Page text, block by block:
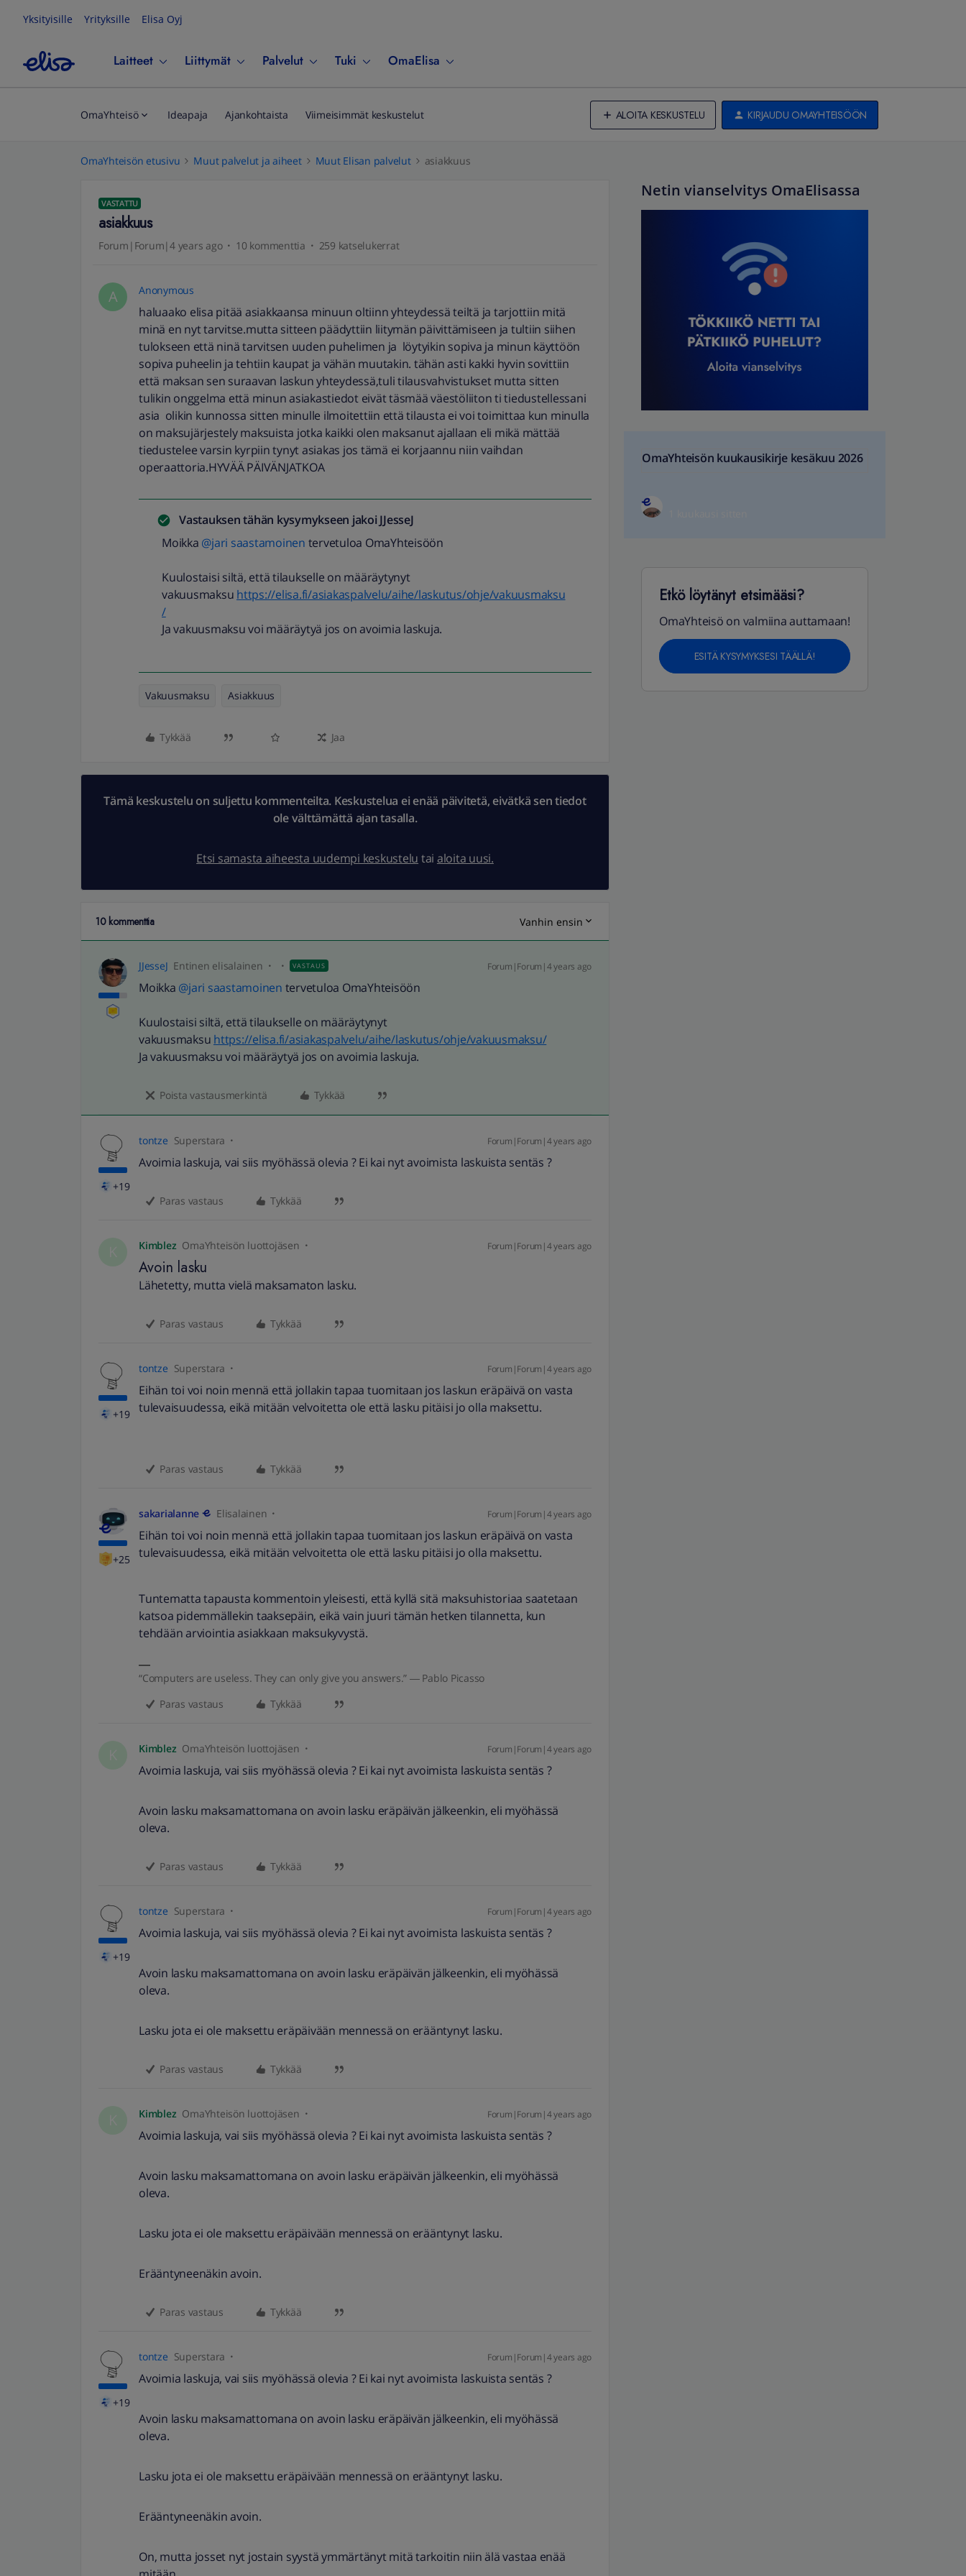
Yksityisille Yrityksille Elisa Oyj
Laitteet Liittymät Palvelut Tuki OmaElisa
OmaYhteisö Ideapaja Ajankohtaista Viimeisimmät keskustelut ALOITA KESKUSTELU KIRJAUDU OMAYHTEISÖÖN
OmaYhteisön etusivu Muut palvelut ja aiheet Muut Elisan palvelut asiakkuus
VASTATTU
asiakkuus
Forum|Forum|4 years ago 10 kommenttia 259 katselukerrat
A Anonymous
haluaako elisa pitää asiakkaansa minuun oltiinn yhteydessä teiltä ja tarjottiin mitä
minä en nyt tarvitse.mutta sitteen päädyttiin liitymän päivittämiseen ja tultiin siihen
tulokseen että ninä tarvitsen uuden puhelimen ja löytyikin sopiva ja minun käyttöön
sopiva puheelin ja tehtiin kaupat ja vähän muutakin. tähän asti kakki hyvin sovittiin
että maksan sen suraavan laskun yhteydessä,tuli tilausvahvistukset mutta sitten
tulikin onggelma että minun asiakastiedot eivät täsmää väestöliiton ti tiedustellessani
asia olikin kunnossa sitten minulle ilmoitettiin että tilausta ei voi toimittaa kun minulla
on maksujärjestely maksuista jotka kaikki olen maksanut ajallaan eli mikä mättää
tiedustelee varsin kyrpiin tynyt asiakas jos tämä ei korjaannu niin vaihdan
operaattoria.HYVÄÄ PÄIVÄNJATKOA
Vastauksen tähän kysymykseen jakoi JJesseJ
Moikka @jari saastamoinen tervetuloa OmaYhteisöön
Kuulostaisi siltä, että tilaukselle on määräytynyt
vakuusmaksu https://elisa.fi/asiakaspalvelu/aihe/laskutus/ohje/vakuusmaksu
/
Ja vakuusmaksu voi määräytyä jos on avoimia laskuja.
Vakuusmaksu Asiakkuus
Tykkää Jaa
Tämä keskustelu on suljettu kommenteilta. Keskustelua ei enää päivitetä, eivätkä sen tiedot
ole välttämättä ajan tasalla.
Etsi samasta aiheesta uudempi keskustelu tai aloita uusi.
10 kommenttia Vanhin ensin
JJesseJ Entinen elisalainen VASTAUS Forum|Forum|4 years ago
Moikka @jari saastamoinen tervetuloa OmaYhteisöön
Kuulostaisi siltä, että tilaukselle on määräytynyt
vakuusmaksu https://elisa.fi/asiakaspalvelu/aihe/laskutus/ohje/vakuusmaksu/
Ja vakuusmaksu voi määräytyä jos on avoimia laskuja.
Poista vastausmerkintä Tykkää
+19
tontze Superstara Forum|Forum|4 years ago
Avoimia laskuja, vai siis myöhässä olevia ? Ei kai nyt avoimista laskuista sentäs ?
Paras vastaus Tykkää
Kimblez OmaYhteisön luottojäsen Forum|Forum|4 years ago
Avoin lasku
Lähetetty, mutta vielä maksamaton lasku.
Paras vastaus Tykkää
+19
tontze Superstara Forum|Forum|4 years ago
Eihän toi voi noin mennä että jollakin tapaa tuomitaan jos laskun eräpäivä on vasta
tulevaisuudessa, eikä mitään velvoitetta ole että lasku pitäisi jo olla maksettu.
Paras vastaus Tykkää
+25
sakarialanne Elisalainen Forum|Forum|4 years ago
Eihän toi voi noin mennä että jollakin tapaa tuomitaan jos laskun eräpäivä on vasta
tulevaisuudessa, eikä mitään velvoitetta ole että lasku pitäisi jo olla maksettu.
Tuntematta tapausta kommentoin yleisesti, että kyllä sitä maksuhistoriaa saatetaan
katsoa pidemmällekin taaksepäin, eikä vain juuri tämän hetken tilannetta, kun
tehdään arviointia asiakkaan maksukyvystä.
“Computers are useless. They can only give you answers.” ― Pablo Picasso
Paras vastaus
Tykkää
Kimblez OmaYhteisön luottojäsen Forum|Forum|4 years ago
Avoimia laskuja, vai siis myöhässä olevia ? Ei kai nyt avoimista laskuista sentäs ?
Avoin lasku maksamattomana on avoin lasku eräpäivän jälkeenkin, eli myöhässä
oleva.
Paras vastaus Tykkää
+19
tontze Superstara Forum|Forum|4 years ago
Avoimia laskuja, vai siis myöhässä olevia ? Ei kai nyt avoimista laskuista sentäs ?
Avoin lasku maksamattomana on avoin lasku eräpäivän jälkeenkin, eli myöhässä
oleva.
Lasku jota ei ole maksettu eräpäivään mennessä on erääntynyt lasku.
Paras vastaus Tykkää
Kimblez OmaYhteisön luottojäsen Forum|Forum|4 years ago
Avoimia laskuja, vai siis myöhässä olevia ? Ei kai nyt avoimista laskuista sentäs ?
Avoin lasku maksamattomana on avoin lasku eräpäivän jälkeenkin, eli myöhässä
oleva.
Lasku jota ei ole maksettu eräpäivään mennessä on erääntynyt lasku.
Erääntyneenäkin avoin.
Paras vastaus Tykkää
+19
tontze Superstara Forum|Forum|4 years ago
Avoimia laskuja, vai siis myöhässä olevia ? Ei kai nyt avoimista laskuista sentäs ?
Avoin lasku maksamattomana on avoin lasku eräpäivän jälkeenkin, eli myöhässä
oleva.
Lasku jota ei ole maksettu eräpäivään mennessä on erääntynyt lasku.
Erääntyneenäkin avoin.
On, mutta josset nyt jostain syystä ymmärtänyt mitä tarkoitin niin älä vastaa enää
Netin vianselvitys OmaElisassa
OmaYhteisön kuukausikirje kesäkuu 2026
Etkö löytänyt etsimääsi?
OmaYhteisö on valmiina auttamaan!
ESITÄ KYSYMYKSESI TÄÄLLÄ!